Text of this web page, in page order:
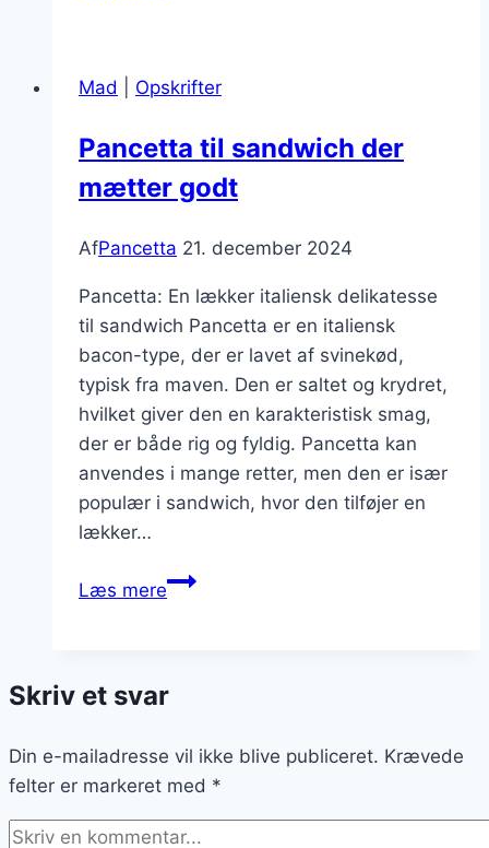
imponerer
Mad Opskrifter
Pancetta til sandwich der
mætter godt
AfPancetta 21. december 2024
Pancetta: En lækker italiensk delikatesse
til sandwich Pancetta er en italiensk
bacon-type, der er lavet af svinekød,
typisk fra maven. Den er saltet og krydret,
hvilket giver den en karakteristisk smag,
der er både rig og fyldig. Pancetta kan
anvendes i mange retter, men den er især
populær i sandwich, hvor den tilføjer en
lækker…
Læs merePancetta
mætter
Skriv et svar
Din e-mailadresse vil ikke blive publiceret. Krævede
felter er markeret med *